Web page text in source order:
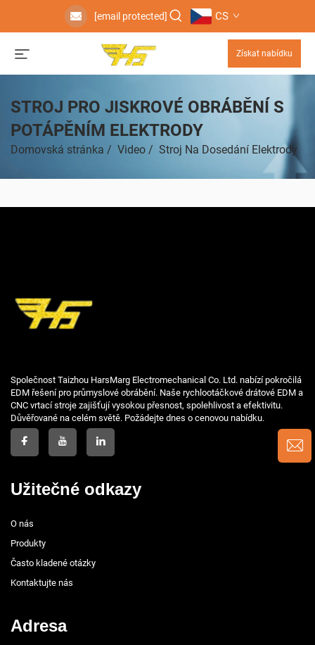
[email protected] CS
Získat nabídku
STROJ PRO JISKROVÉ OBRÁBĚNÍ S
POTÁPĚNÍM ELEKTRODY
Domovská stránka / Video / Stroj Na Dosedání Elektrody
Společnost Taizhou HarsMarg Electromechanical Co. Ltd. nabízí pokročilá
EDM řešení pro průmyslové obrábění. Naše rychlootáčkové drátové EDM a
CNC vrtací stroje zajišťují vysokou přesnost, spolehlivost a efektivitu.
Důvěřované na celém světě. Požádejte dnes o cenovou nabídku.
Užitečné odkazy
O nás
Produkty
Často kladené otázky
Kontaktujte nás
Adresa